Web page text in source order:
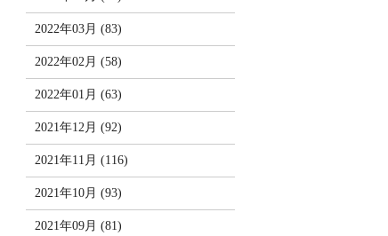
2022年03月 (83)
2022年02月 (58)
2022年01月 (63)
2021年12月 (92)
2021年11月 (116)
2021年10月 (93)
2021年09月 (81)